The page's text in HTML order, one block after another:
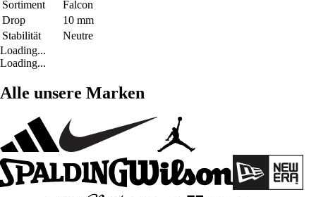
Sortiment
Falcon
Drop
10 mm
Stabilität
Neutre
Loading...
Loading...
Alle unsere Marken